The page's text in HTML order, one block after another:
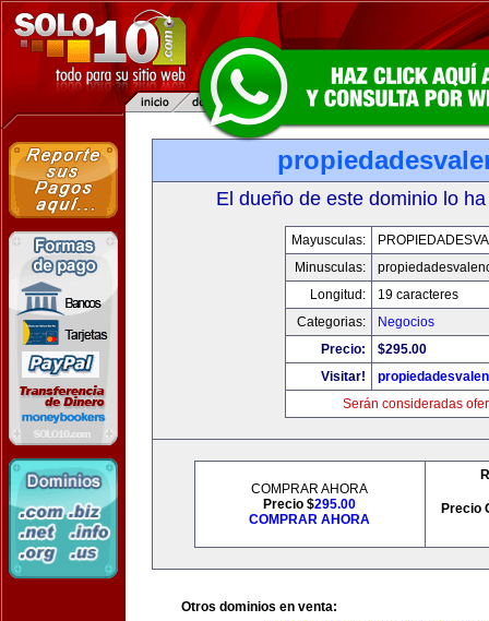
El dueño de este dominio lo
Mayusculas:
Minusculas:
Longitud:
19 caracteres
Categorias:
Negocios
Precio:
$295.00
Visitar!
Serán consideradas
COMPRAR AHORA
Precio $295.00
COMPRAR AHORA
Precio
Otros dominios en venta: